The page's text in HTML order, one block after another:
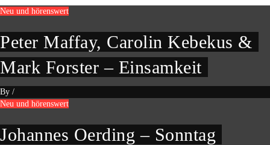
Neu und hörenswert
Peter Maffay, Carolin Kebekus &
Mark Forster – Einsamkeit
By /
Neu und hörenswert
Johannes Oerding – Sonntag